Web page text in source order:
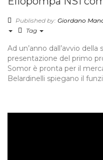
Published by: Giordano
Tag
Ad un’anno dall’avvio
presentazione del primo
Somor è pronta per il
Belardinelli spiegano il